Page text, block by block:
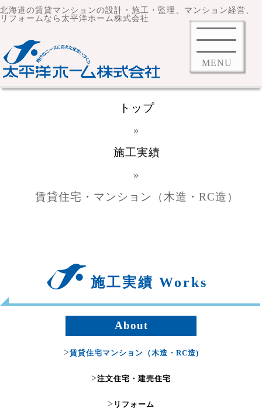
北海道の賃貸マンションの設計・施工・監理、マンション経営、
リフォームなら太平洋ホーム株式会社
MENU
トップ
»
施工実績
»
賃貸住宅・マンション（木造・RC造）
施工実績 Works
About
>賃貸住宅マンション（木造・RC造)
>注文住宅・建売住宅
> リフォーム